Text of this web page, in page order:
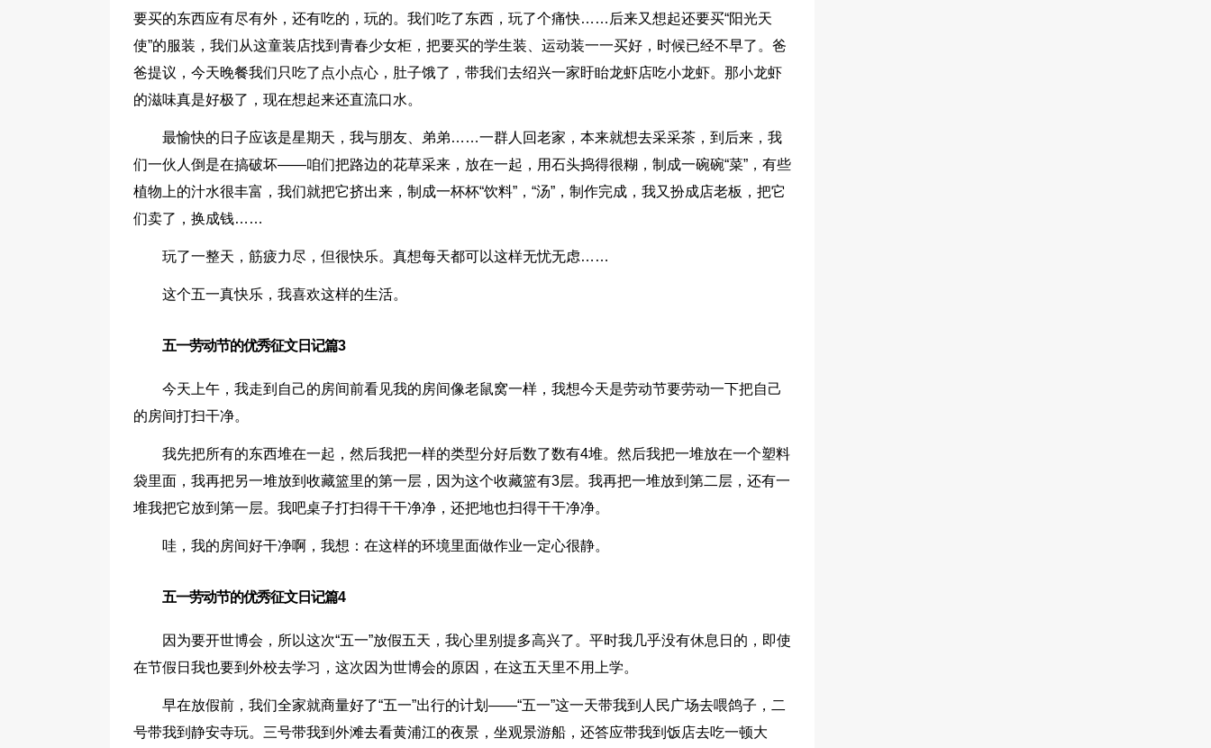
要买的东西应有尽有外，还有吃的，玩的。我们吃了东西，玩了个痛快……后来又想起还要买“阳光天
使”的服装，我们从这童装店找到青春少女柜，把要买的学生装、运动装一一买好，时候已经不早了。爸
爸提议，今天晚餐我们只吃了点小点心，肚子饿了，带我们去绍兴一家盱眙龙虾店吃小龙虾。那小龙虾
的滋味真是好极了，现在想起来还直流口水。
最愉快的日子应该是星期天，我与朋友、弟弟……一群人回老家，本来就想去采采茶，到后来，我
们一伙人倒是在搞破坏——咱们把路边的花草采来，放在一起，用石头捣得很糊，制成一碗碗“菜”，有些
植物上的汁水很丰富，我们就把它挤出来，制成一杯杯“饮料”，“汤”，制作完成，我又扮成店老板，把它
们卖了，换成钱……
玩了一整天，筋疲力尽，但很快乐。真想每天都可以这样无忧无虑……
这个五一真快乐，我喜欢这样的生活。
五一劳动节的优秀征文日记篇3
今天上午，我走到自己的房间前看见我的房间像老鼠窝一样，我想今天是劳动节要劳动一下把自己
的房间打扫干净。
我先把所有的东西堆在一起，然后我把一样的类型分好后数了数有4堆。然后我把一堆放在一个塑料
袋里面，我再把另一堆放到收藏篮里的第一层，因为这个收藏篮有3层。我再把一堆放到第二层，还有一
堆我把它放到第一层。我吧桌子打扫得干干净净，还把地也扫得干干净净。
哇，我的房间好干净啊，我想：在这样的环境里面做作业一定心很静。
五一劳动节的优秀征文日记篇4
因为要开世博会，所以这次“五一”放假五天，我心里别提多高兴了。平时我几乎没有休息日的，即使
在节假日我也要到外校去学习，这次因为世博会的原因，在这五天里不用上学。
早在放假前，我们全家就商量好了“五一”出行的计划——“五一”这一天带我到人民广场去喂鸽子，二
号带我到静安寺玩。三号带我到外滩去看黄浦江的夜景，坐观景游船，还答应带我到饭店去吃一顿大